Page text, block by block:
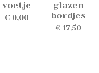
voetje
€ 0,00
glazen
bordjes
€ 17,50